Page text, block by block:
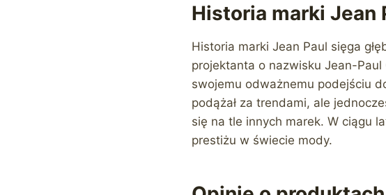
Historia marki Jean
Historia marki Jean Paul sięga
projektanta o nazwisku Jean-
swojemu odważnemu podejściu
podążał za trendami, ale
się na tle innych marek. W ciągu
prestiżu w świecie mody.